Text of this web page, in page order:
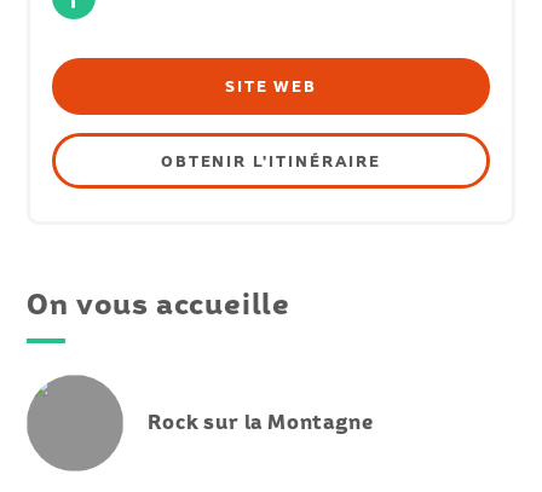
SITE WEB
OBTENIR L'ITINÉRAIRE
On vous accueille
Rock sur la Montagne